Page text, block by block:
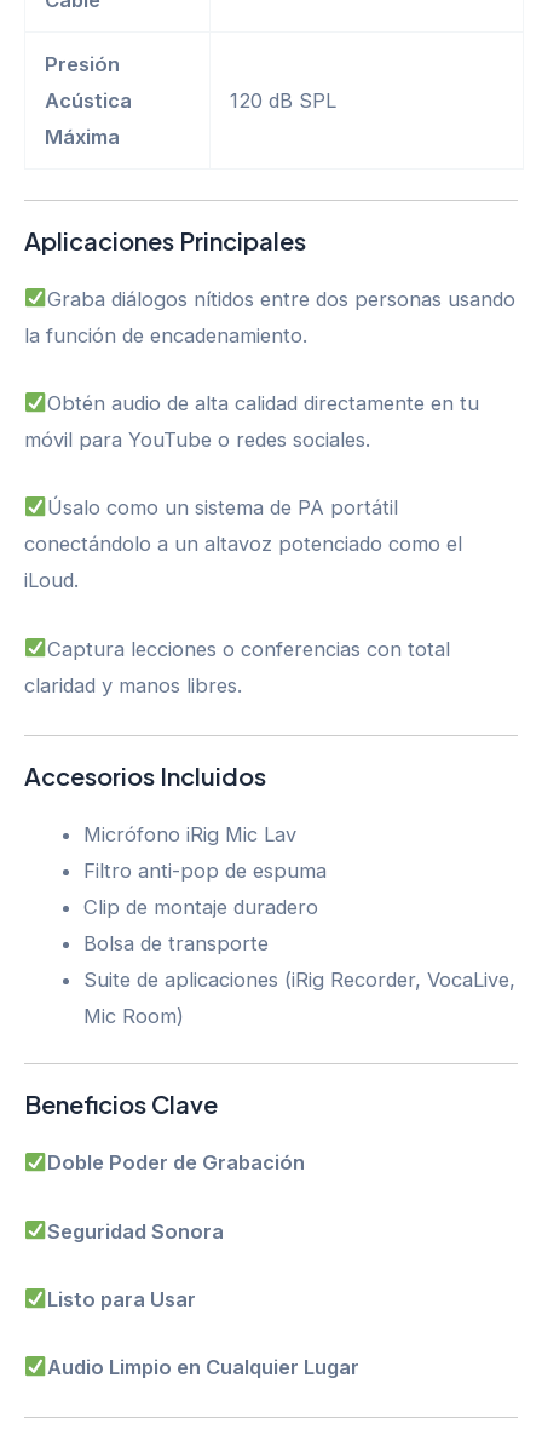
Presión
Acústica
Máxima
120 dB SPL
Aplicaciones Principales
Graba diálogos nítidos entre dos personas usando
la función de encadenamiento.
Obtén audio de alta calidad directamente en tu
móvil para YouTube o redes sociales.
Úsalo como un sistema de PA portátil
conectándolo a un altavoz potenciado como el
iLoud.
Captura lecciones o conferencias con total
claridad y manos libres.
Accesorios Incluidos
Micrófono iRig Mic Lav
Filtro anti-pop de espuma
Clip de montaje duradero
Bolsa de transporte
Suite de aplicaciones (iRig Recorder, VocaLive,
Mic Room)
Beneficios Clave
Doble Poder de Grabación
Seguridad Sonora
Listo para Usar
Audio Limpio en Cualquier Lugar